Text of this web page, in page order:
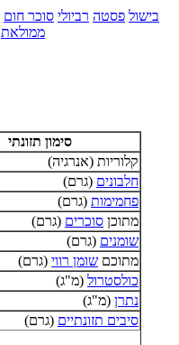
בישול פסטה רביולי סוכר חום
ממולאת
סימון תזונתי
קלוריות (אנרגיה)
חלבונים (גרם)
פחמימות (גרם)
מתוכן סוכרים (גרם)
שומנים (גרם)
מתוכם שומן רווי (גרם)
כולסטרול (מ"ג)
נתרן (מ"ג)
סיבים תזונתיים (גרם)